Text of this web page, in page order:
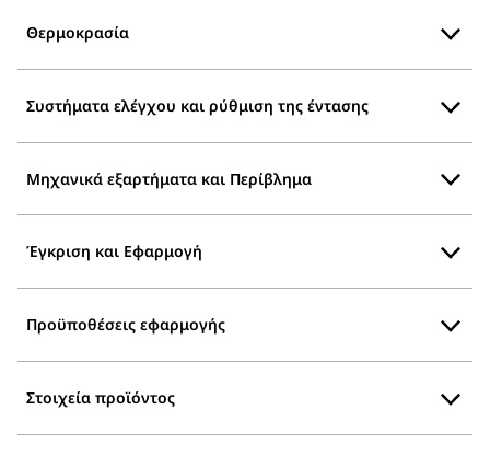
Θερμοκρασία
Συστήματα ελέγχου και ρύθμιση της έντασης
Μηχανικά εξαρτήματα και Περίβλημα
Έγκριση και Εφαρμογή
Προϋποθέσεις εφαρμογής
Στοιχεία προϊόντος